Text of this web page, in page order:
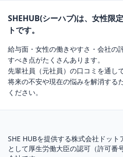
SHEHUB(シーハブ)は、女性限
トです。
給与面・女性の働きやすさ・会社の
すべき点がたくさんあります。
先輩社員（元社員）の口コミを通し
将来の不安や現在の悩みを解消する
ください。
SHE HUBを提供する株式会社ドット
として厚生労働大臣の認可（許可番